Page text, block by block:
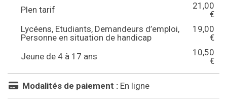
Plen tarif
21,00
€
Lycéens, Etudiants, Demandeurs d’emploi,
Personne en situation de handicap
19,00
€
Jeune de 4 à 17 ans
10,50
€
Modalités de paiement : En ligne